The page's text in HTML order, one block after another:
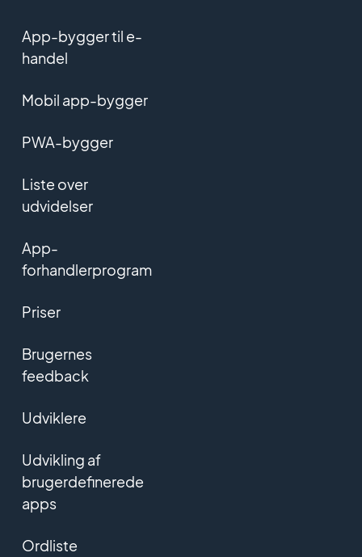
App-bygger til e-
handel
Mobil app-bygger
PWA-bygger
Liste over
udvidelser
App-
forhandlerprogram
Priser
Brugernes
feedback
Udviklere
Udvikling af
brugerdefinerede
apps
Ordliste